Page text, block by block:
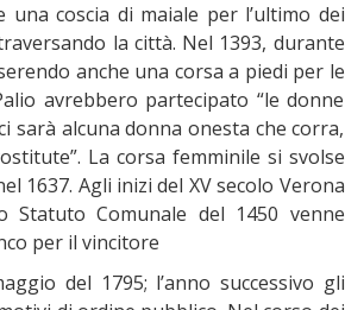
una coscia di maiale per l’ultimo dei
la città. Nel 1393, durante
anche una corsa a piedi per le
avrebbero partecipato “le donne
sarà alcuna donna onesta che corra,
La corsa femminile si svolse
1637. Agli inizi del XV secolo Verona
Comunale del 1450 venne
per il vincitore
del 1795; l’anno successivo gli